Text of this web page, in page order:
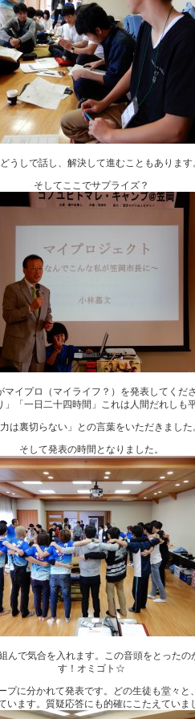
うしで話し、解決して進むこともあります
そしてここでサプライズ？
マイプロ（マイライフ？）を発表してくだ
」「一日二十四時間」これは人間だれしも
は裏切らない」との言葉をいただきました
そして発表の時間となりました。
んで気合を入れます。この音頭をとったの
す！オミゴト☆
プに分かれて発表です。どの生徒も堂々と
います。質疑応答にも的確にこたえていま